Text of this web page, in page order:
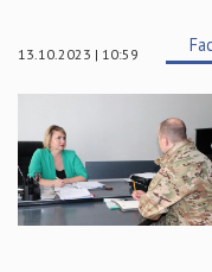
13.10.2023 | 10:59